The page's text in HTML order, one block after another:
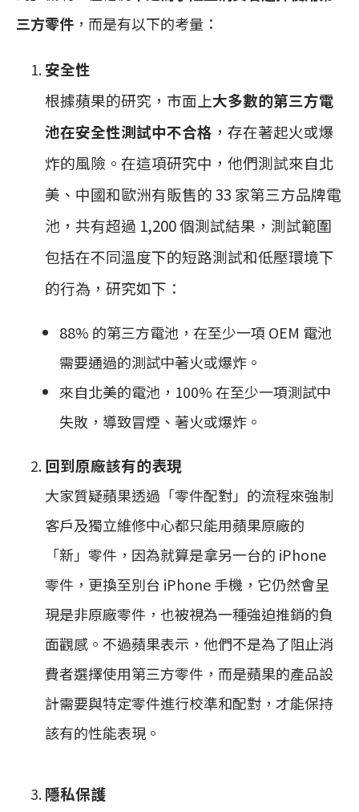
三方零件 ，而是有以下的考量：
安全性
根據蘋果的研究，市面上大多數的第三方電
池在安全性測試中不合格 ，存在著起火或爆
炸的風險。在這項研究中，他們測試來自北
美、中國和歐洲有販售的 33 家第三方品牌電
池，共有超過 1,200 個測試結果，測試範圍
包括在不同溫度下的短路測試和低壓環境下
的行為，研究如下：
88% 的第三方電池，在至少一項 OEM 電池
需要通過的測試中著火或爆炸。
來自北美的電池，100% 在至少一項測試中
失敗，導致冒煙、著火或爆炸​。
回到原廠該有的表現
大家質疑蘋果透過「零件配對」的流程來強制
客戶及獨立維修中心都只能用蘋果原廠的
「新」零件，因為就算是拿另一台的 iPhone
零件，更換至別台 iPhone 手機，它仍然會呈
現是非原廠零件，也被視為一種強迫推銷的負
面觀感。不過蘋果表示，他們不是為了阻止消
費者選擇使用第三方零件，而是蘋果的產品設
計需要與特定零件進行校準和配對，才能保持
該有的性能表現。
隱私保護